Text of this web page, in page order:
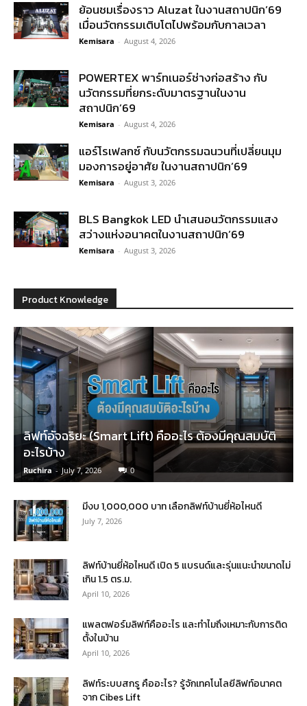
ย้อนชมเรื่องราว Aluzat ในงานสถาปนิก’69
เมื่อนวัตกรรมเติบโตไปพร้อมกับกาลเวลา
Kemisara - August 4, 2026
POWERTEX พาร์ทเนอร์ช่างก่อสร้าง กับ
นวัตกรรมที่ยกระดับมาตรฐานในงาน
สถาปนิก’69
Kemisara - August 4, 2026
แอร์โรเฟลกซ์ กับนวัตกรรมฉนวนที่เปลี่ยนมุม
มองการอยู่อาศัย ในงานสถาปนิก’69
Kemisara - August 3, 2026
BLS Bangkok LED นำเสนอนวัตกรรมแสง
สว่างแห่งอนาคตในงานสถาปนิก’69
Kemisara - August 3, 2026
Product Knowledge
ลิฟท์อัจฉริยะ (Smart Lift) คืออะไร ต้องมีคุณสมบัติ
อะไรบ้าง
Ruchira - July 7, 2026 0
มีงบ 1,000,000 บาท เลือกลิฟท์บ้านยี่ห้อไหนดี
July 7, 2026
ลิฟท์บ้านยี่ห้อไหนดี เปิด 5 แบรนด์และรุ่นแนะนำขนาดไม่
เกิน 1.5 ตร.ม.
April 10, 2026
แพลตฟอร์มลิฟท์คืออะไร และทำไมถึงเหมาะกับการติด
ตั้งในบ้าน
April 10, 2026
ลิฟท์ระบบสกรู คืออะไร? รู้จักเทคโนโลยีลิฟท์อนาคต
จาก Cibes Lift